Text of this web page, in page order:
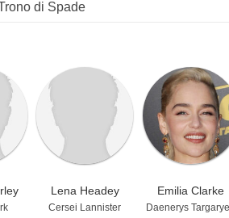
di Spade
Lena Headey
Cersei Lannister
Emilia Clarke
Daenerys